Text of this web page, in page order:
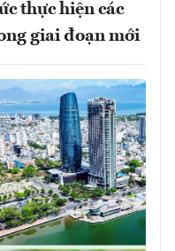
thực hiện các
giai đoạn mới